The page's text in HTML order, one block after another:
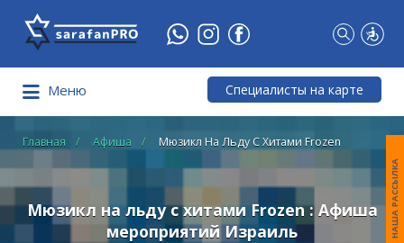
Что
Вы
ищете?
Меню Специалисты на карте
Главная Афиша Мюзикл На Льду С Хитами Frozen
Мюзикл на льду с хитами Frozen : Афиша
мероприятий Израиль
НАША РАССЫЛКА